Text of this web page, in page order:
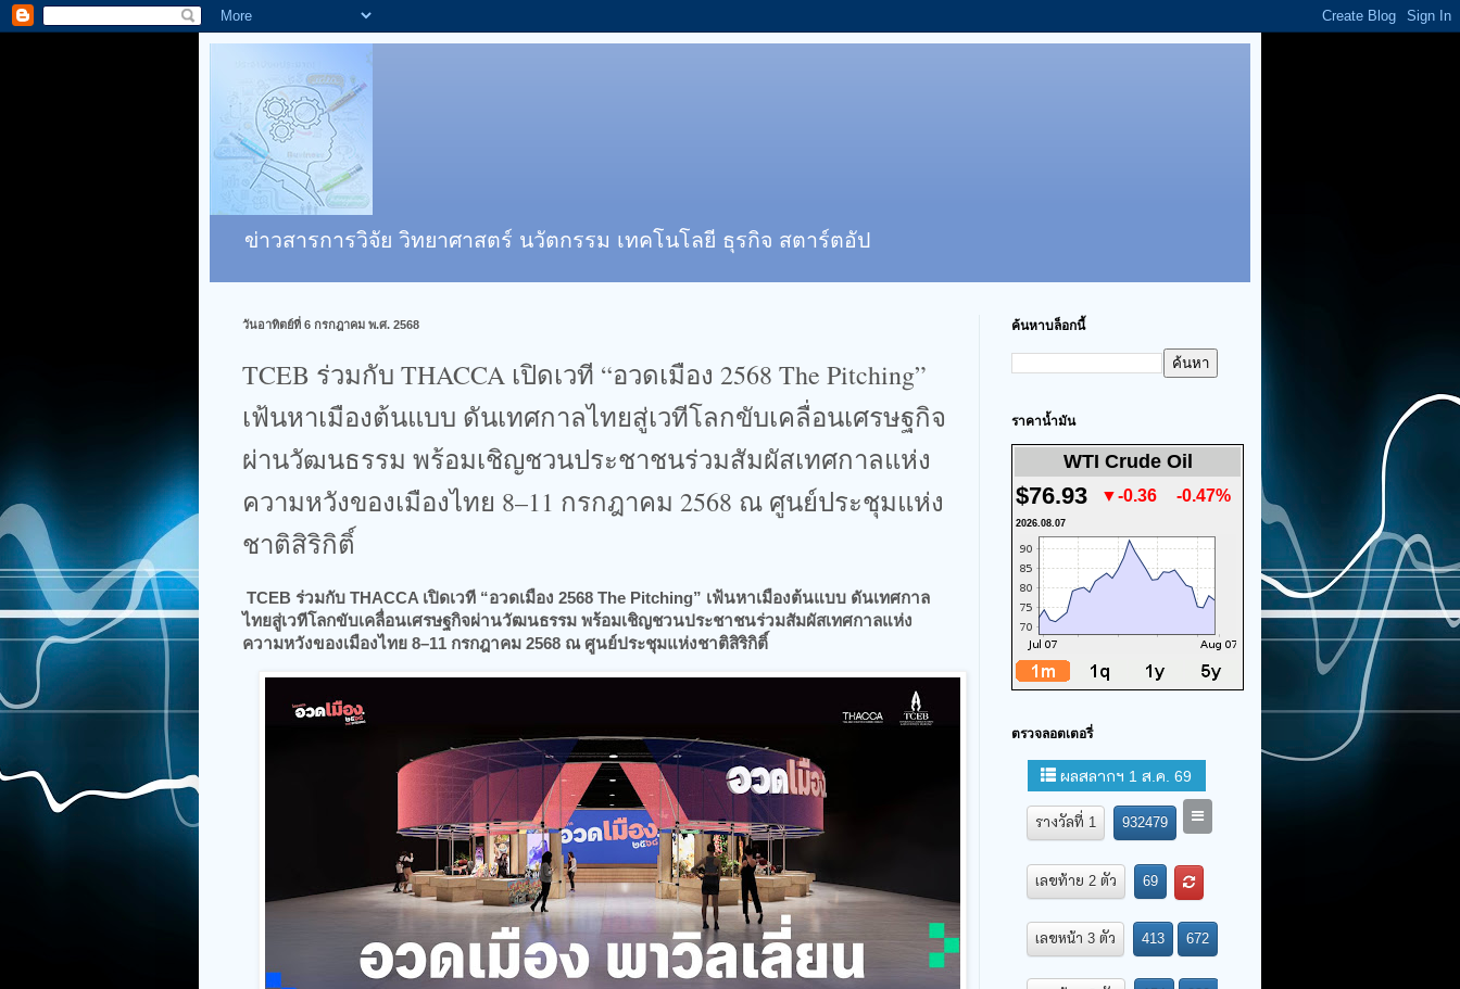
ข่าวสารการวิจัย วิทยาศาสตร์ นวัตกรรม เทคโนโลยี ธุรกิจ สตาร์ตอัป
วันอาทิตย์ที่ 6 กรกฎาคม พ.ศ. 2568
TCEB ร่วมกับ THACCA เปิดเวที “อวดเมือง 2568 The Pitching”
เฟ้นหาเมืองต้นแบบ ดันเทศกาลไทยสู่เวทีโลกขับเคลื่อนเศรษฐกิจ
ผ่านวัฒนธรรม พร้อมเชิญชวนประชาชนร่วมสัมผัสเทศกาลแห่ง
ความหวังของเมืองไทย​ 8–11 กรกฎาคม 2568 ณ ศูนย์ประชุมแห่ง
ชาติสิริกิติ์
TCEB ร่วมกับ THACCA เปิดเวที “อวดเมือง 2568 The Pitching” เฟ้นหาเมืองต้นแบบ ดันเทศกาล
ไทยสู่เวทีโลกขับเคลื่อนเศรษฐกิจผ่านวัฒนธรรม พร้อมเชิญชวนประชาชนร่วมสัมผัสเทศกาลแห่ง
ความหวังของเมืองไทย​ 8–11 กรกฎาคม 2568 ณ ศูนย์ประชุมแห่งชาติสิริกิติ์
ค้นหาบล็อกนี้
ราคาน้ำมัน
WTI Crude Oil
$76.93 ▼-0.36 -0.47%
2026.08.07
ตรวจลอตเตอรี่